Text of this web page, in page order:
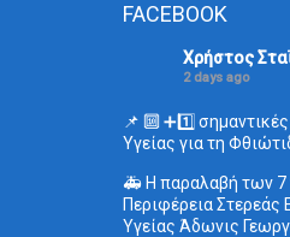
FACEBOOK
Χρήστος
2 days ago
📌 🔟 ➕1️⃣
Υγείας για τη
🚑 Η παραλαβή των
Περιφέρεια
Υγείας Άδωνις